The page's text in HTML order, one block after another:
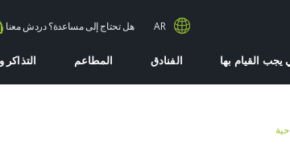
هل تحتاج إلى مساعدة؟ دردش معنا AR
يجب القيام بها الفنادق المطاعم